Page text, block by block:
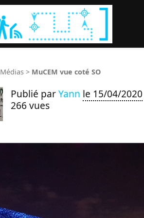
Médias > MuCEM vue coté SO
Publié parYann le 15/04/2020
266 vues